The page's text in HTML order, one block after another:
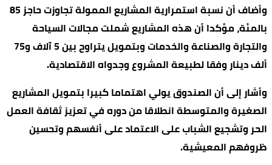
وأضاف أن نسبة استمرارية المشاريع الممولة تجاوزت حاجز 85
بالمئة، مؤكدا أن هذه المشاريع شملت مجالات السياحة
والتجارة والصناعة والخدمات وبتمويل يتراوح بين 5 آلاف و75
ألف دينار وفقا لطبيعة المشروع وجدواه الاقتصادية.
وأشار إلى أن الصندوق يولي اهتماما كبيرا بتمويل المشاريع
الصغيرة والمتوسطة انطلاقا من دوره في تعزيز ثقافة العمل
الحر وتشجيع الشباب على الاعتماد على أنفسهم وتحسين
ظروفهم المعيشية.